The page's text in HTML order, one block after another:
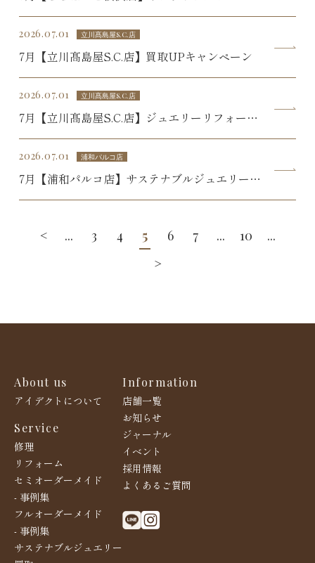
ーSALE
2026.07.01 立川髙島屋S.C.店
7月【立川髙島屋S.C.店】買取UPキャンペーン
2026.07.01 立川髙島屋S.C.店
7月【立川髙島屋S.C.店】ジュエリーリフォーム
SALE
2026.07.01 浦和パルコ店
7月【浦和パルコ店】サステナブルジュエリー
SALE
< ... 3 4 5 6 7 ... 10
...
>
About us
アイデクトについて
Service
修理
リフォーム
セミオーダーメイド
- 事例集
フルオーダーメイド
- 事例集
サステナブルジュエリー
Information
店舗一覧
お知らせ
ジャーナル
イベント
採用情報
よくあるご質問